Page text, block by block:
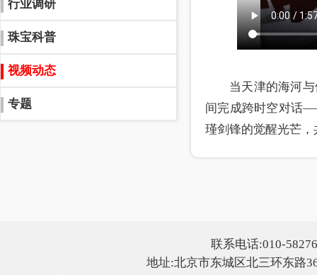
行业调研
珠宝科普
视频动态
专题
当天津的海河
间完成跨时空对话
瑾剑锋的觉醒光芒
联系电话:010-
地址:北京市东城区北三环东路